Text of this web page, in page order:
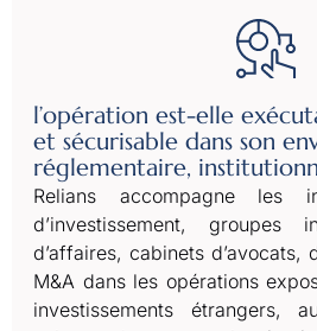
l’opération est-elle
et sécurisable dans son
réglementaire,
Relians accompagne les
d’investissement, groupes
d’affaires, cabinets d’avocats,
M&A dans les opérations
investissements étrangers,